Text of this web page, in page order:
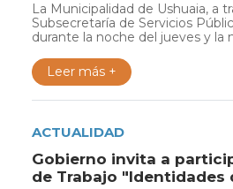
La Municipalidad de Ushuaia, a
Subsecretaría de Servicios
durante la noche del jueves y la
Leer más +
ACTUALIDAD
Gobierno invita a
de Trabajo "Identidades